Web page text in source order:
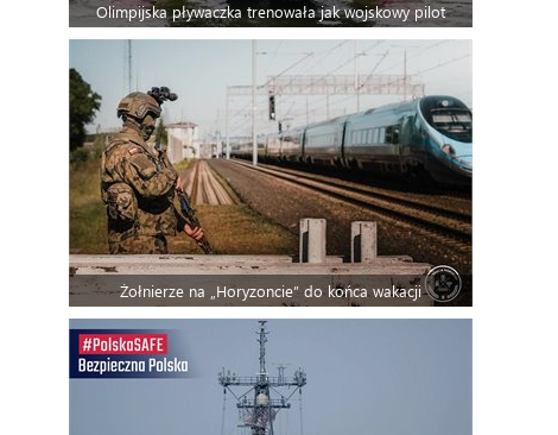
Olimpijska pływaczka trenowała jak wojskowy pilot
Żołnierze na „Horyzoncie” do końca wakacji